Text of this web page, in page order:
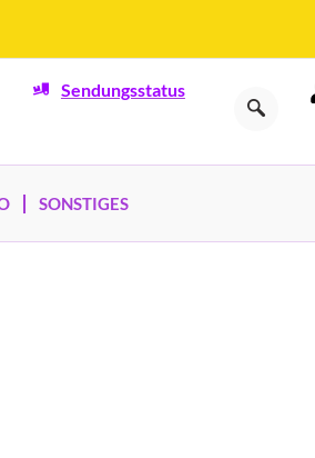
Sendungsstatus
SONSTIGES